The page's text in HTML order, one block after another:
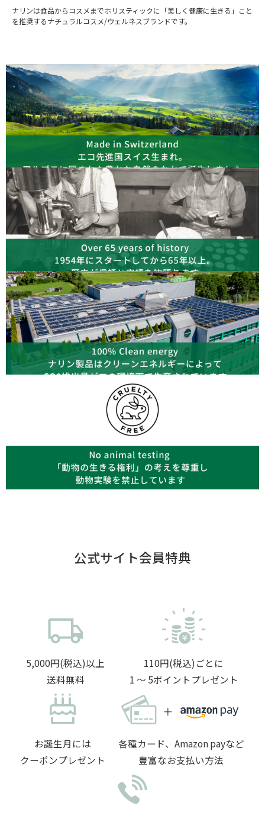
ナリンは食品からコスメまでホリスティックに「美しく健康に生きる」こと
を推奨するナチュラルコスメ/ウェルネスブランドです。
公式サイト会員特典
5,000円(税込)以上
送料無料
110円(税込)ごとに
1 〜 5ポイントプレゼント
お誕生月には
クーポンプレゼント
各種カード、Amazon payなど
豊富なお支払い方法